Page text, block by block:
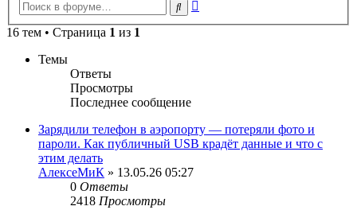
Поиск
16 тем • Страница 1 из 1
Темы
Ответы
Просмотры
Последнее сообщение
Зарядили телефон в аэропорту — потеряли фото и
пароли. Как публичный USB крадёт данные и что с
этим делать
АлексеМиК » 13.05.26 05:27
0 Ответы
2418 Просмотры